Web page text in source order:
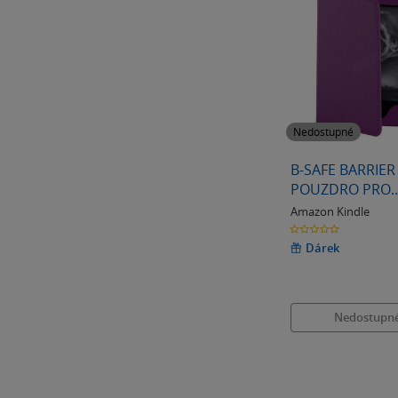
Nedostupné
B-SAFE
POUZDRO PRO
AMAZON KINDLE
FIALOVÉ
Amazon Kindle
0.0
z
5
hvězdiček
Dárek